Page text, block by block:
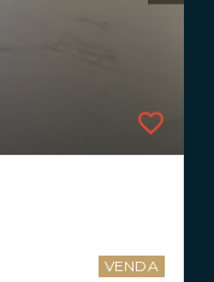
VENDA